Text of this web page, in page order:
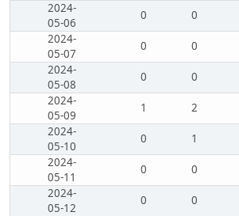
2024-
05-06
0 0
2024-
05-07
0 0
2024-
05-08
0 0
2024-
05-09
1 2
2024-
05-10
0 1
2024-
05-11
0 0
2024-
05-12
0 0